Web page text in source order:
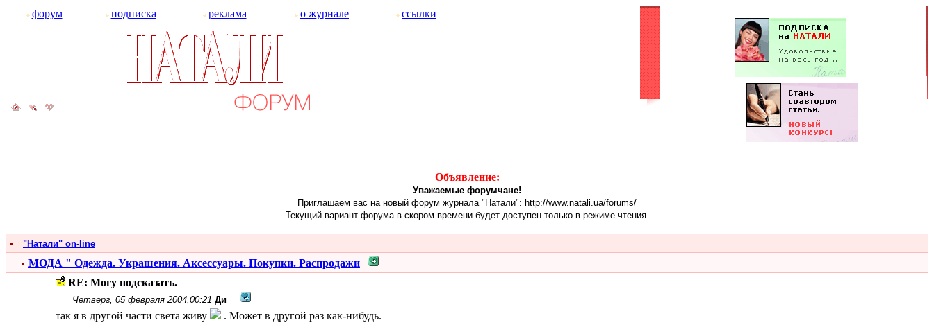
форум подписка реклама о журнале ссылки
Объявление:
Уважаемые форумчане!
Приглашаем вас на новый форум журнала "Натали": http://www.natali.ua/forums/
Текущий вариант форума в скором времени будет доступен только в режиме чтения.
"Натали" on-line
МОДА " Одежда. Украшения. Аксессуары. Покупки. Распродажи
RE: Могу подсказать.
Четверг, 05 февраля 2004,00:21 Ди
так я в другой части света живу . Может в другой раз как-нибудь.